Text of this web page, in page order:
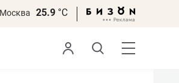
Москва 25.9 °С